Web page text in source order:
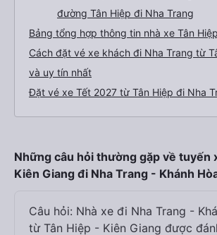
đường Tân Hiệp đi Nha Trang
Bảng tổng hợp thông tin nhà xe Tân
Cách đặt vé xe khách đi Nha Trang từ
và uy tín nhất
Đặt vé xe Tết 2027 từ Tân Hiệp đi Nha
Những câu hỏi thường gặp về tuyến
Kiên Giang đi Nha Trang - Khánh
Câu hỏi: Nhà xe đi Nha Trang -
từ Tân Hiệp - Kiên Giang được